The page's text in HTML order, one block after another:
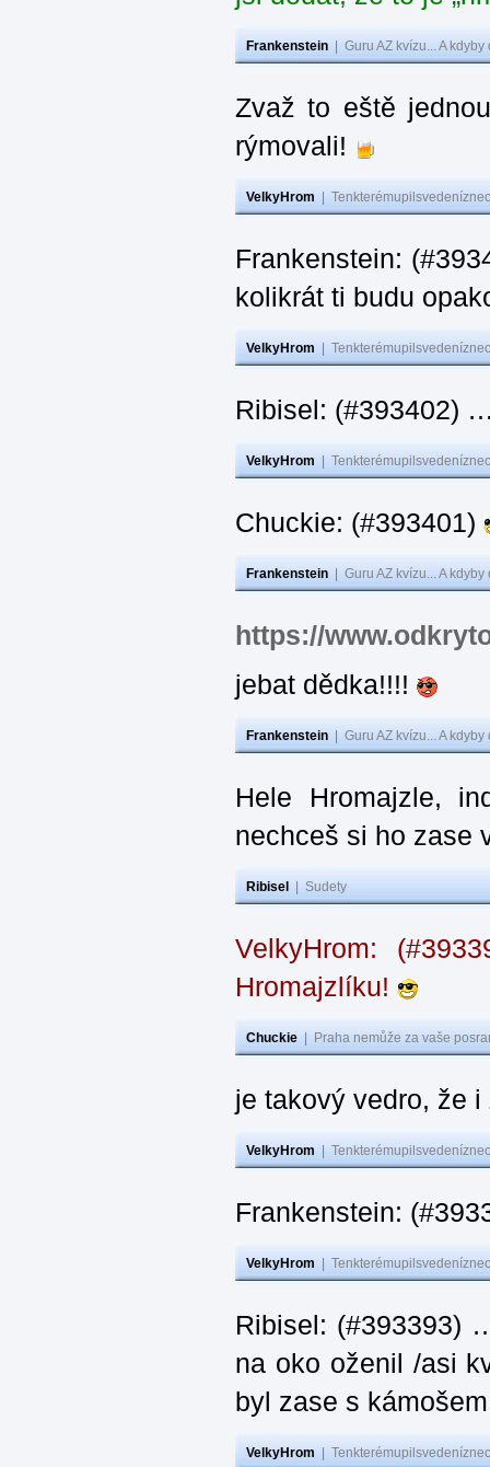
Frankenstein Guru AZ kvízu... A
Zvaž to eště
rýmovali!
VelkyHrom
Frankenstein:
kolikrát ti budu
VelkyHrom
Ribisel: (#393402)
VelkyHrom
Chuckie: (#393401)
Frankenstein Guru AZ kvízu... A
https://
jebat dědka!!!!
Frankenstein Guru AZ kvízu... A
Hele Hromajzle,
nechceš si ho zase
Ribisel Sudety
VelkyHrom:
Hromajzlíku!
Chuckie Praha nemůže za vaše
je takový vedro, že
VelkyHrom
Frankenstein:
VelkyHrom
Ribisel: (#393393)
na oko oženil /asi
byl zase s
VelkyHrom